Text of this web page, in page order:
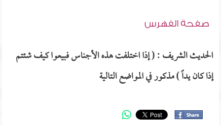
صفحة الفهرس
الحديث الشريف : ( إذا اختلفت هذه الأجناس فبيعوا كيف شئتم
إذا كان يداً ) مذكور في المواضع التالية